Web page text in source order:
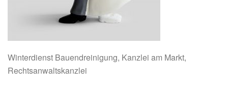
Winterdienst Bauendreinigung, Kanzlei am Markt,
Rechtsanwaltskanzlei